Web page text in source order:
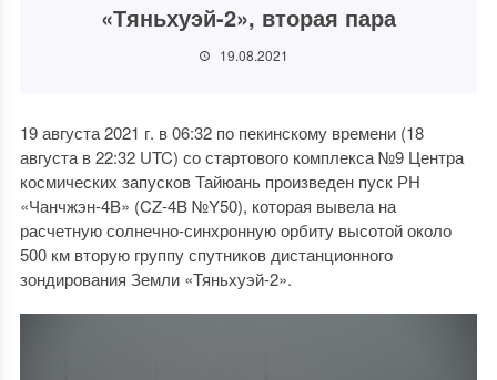
«Тяньхуэй-2», вторая пара
19.08.2021
19 августа 2021 г. в 06:32 по пекинскому времени (18
августа в 22:32 UTC) со стартового комплекса №9 Центра
космических запусков Тайюань произведен пуск РН
«Чанчжэн-4B» (CZ-4B №Y50), которая вывела на
расчетную солнечно-синхронную орбиту высотой около
500 км вторую группу спутников дистанционного
зондирования Земли «Тяньхуэй-2».